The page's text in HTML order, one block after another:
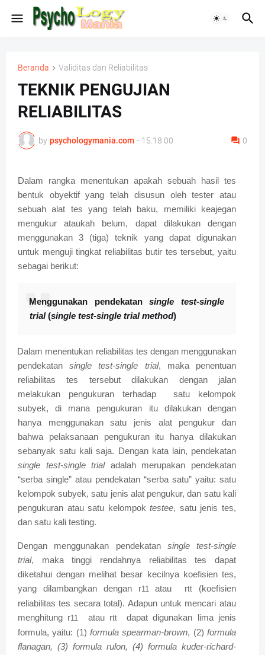
Beranda Validitas dan Reliabilitas
TEKNIK PENGUJIAN
RELIABILITAS
by psychologymania.com - 15.18.00 0
Dalam rangka menentukan apakah sebuah hasil tes
bentuk obyektif yang telah disusun oleh tester atau
sebuah alat tes yang telah baku, memiliki keajegan
mengukur ataukah belum, dapat dilakukan dengan
menggunakan 3 (tiga) teknik yang dapat digunakan
untuk menguji tingkat reliabilitas butir tes tersebut, yaitu
sebagai berikut:
Menggunakan pendekatansingle test-single
trial(single test-single trial method)
Dalam menentukan reliabilitas tes dengan menggunakan
pendekatansingle test-single trial, maka penentuan
reliabilitas tes tersebut dilakukan dengan jalan
melakukan pengukuran terhadap
satu kelompok
subyek, di mana pengukuran itu dilakukan dengan
hanya menggunakan satu jenis alat pengukur dan
bahwa pelaksanaan pengukuran itu hanya dilakukan
sebanyak satu kali saja. Dengan kata lain, pendekatan
single test-single trialadalah merupakan pendekatan
“serba single” atau pendekatan “serba satu” yaitu: satu
kelompok subyek, satu jenis alat pengukur, dan satu kali
pengukuran atau satu kelompoktestee, satu jenis tes,
dan satu kali testing.
Dengan menggunakan pendekatan single test-single
trial, maka tinggi rendahnya reliabilitas tes dapat
diketahui dengan melihat besar kecilnya koefisien tes,
yang dilambangkan dengan r11 atau rtt
(koefisien
reliabilitas tes secara total). Adapun untuk mencari atau
menghitung r11 atau rtt
dapat digunakan lima jenis
formula, yaitu: (1) formula spearman-brown, (2) formula
flanagan, (3) formula rulon, (4) formula kuder-richard-